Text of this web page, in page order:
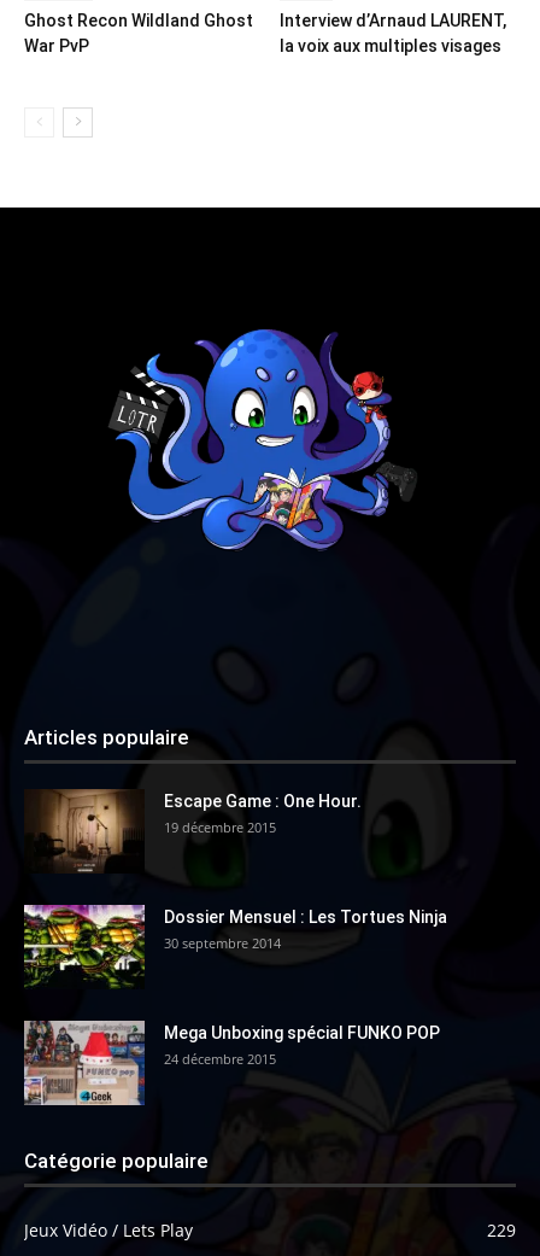
Ghost Recon Wildland Ghost
War PvP
Interview d’Arnaud LAURENT,
la voix aux multiples visages
Articles populaire
Escape Game : One Hour.
19 décembre 2015
Dossier Mensuel : Les Tortues Ninja
30 septembre 2014
Mega Unboxing spécial FUNKO POP
24 décembre 2015
Catégorie populaire
Jeux Vidéo / Lets Play
229